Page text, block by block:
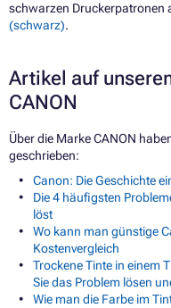
schwarzen Druckerpatronen
(schwarz).
Artikel auf
CANON
Über die Marke CANON
geschrieben:
Canon: Die Geschichte
Die 4 häufigsten
löst
Wo kann man günstige
Kostenvergleich
Trockene Tinte in einem
Sie das Problem lösen
Wie man die Farbe im